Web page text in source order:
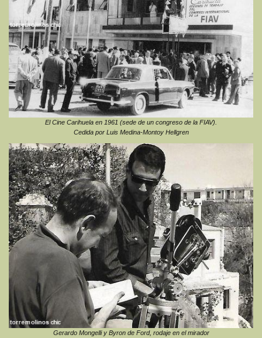
El Cine Carihuela en 1961 (sede de un congreso de la FIAV).
Cedida por Luis Medina-Montoy Hellgren
Gerardo Mongelli y Byron de Ford, rodaje en el mirador